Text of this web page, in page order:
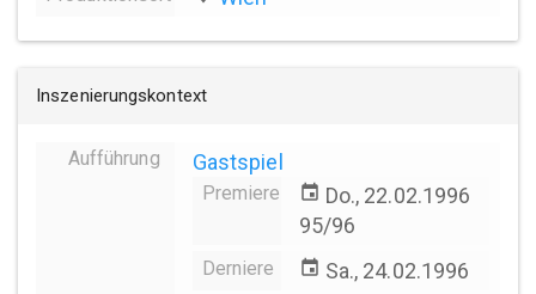
Inszenierungskontext
Aufführung Gastspiel
Premiere event Do., 22.02.1996
95/96
Derniere event Sa., 24.02.1996